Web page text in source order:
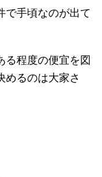
で手頃なのが出て
る程度の便宜を図
めるのは大家さ